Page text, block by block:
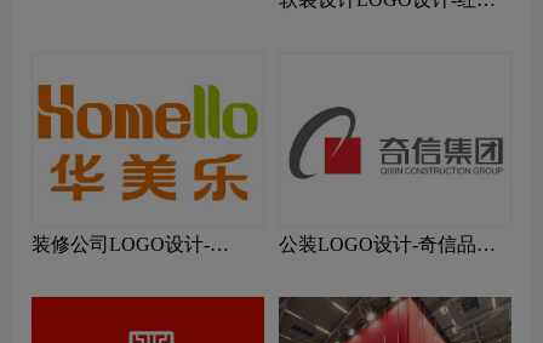
装修公司LOGO设计-
计
公装LOGO设计-奇信品牌